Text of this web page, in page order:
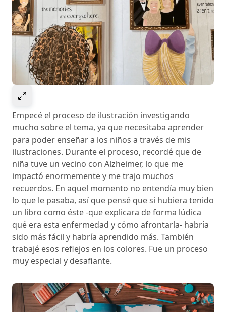
Empecé el proceso de ilustración investigando
mucho sobre el tema, ya que necesitaba aprender
para poder enseñar a los niños a través de mis
ilustraciones. Durante el proceso, recordé que de
niña tuve un vecino con Alzheimer, lo que me
impactó enormemente y me trajo muchos
recuerdos. En aquel momento no entendía muy bien
lo que le pasaba, así que pensé que si hubiera tenido
un libro como éste -que explicara de forma lúdica
qué era esta enfermedad y cómo afrontarla- habría
sido más fácil y habría aprendido más. También
trabajé esos reflejos en los colores. Fue un proceso
muy especial y desafiante.